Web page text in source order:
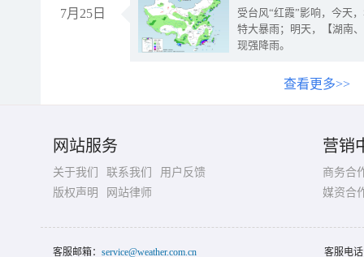
7月25日
受台风“红霞”影响，今天
特大暴雨；明天，【湖南
现强降雨。
查看更多>>
网站服务
关于我们 联系我们
用户反馈
版权声明
网站律师
营销
商务合
媒资合
客服邮箱： service@weather.com.cn 客服电